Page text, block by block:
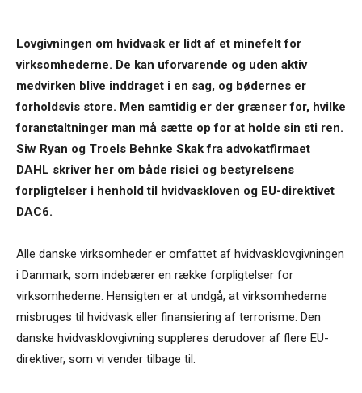
Lovgivningen om hvidvask er lidt af et minefelt for
virksomhederne. De kan uforvarende og uden aktiv
medvirken blive inddraget i en sag, og bødernes er
forholdsvis store. Men samtidig er der grænser for, hvilke
foranstaltninger man må sætte op for at holde sin sti ren.
Siw Ryan og Troels Behnke Skak fra advokatfirmaet
DAHL skriver her om både risici og bestyrelsens
forpligtelser i henhold til hvidvaskloven og EU-direktivet
DAC6.
Alle danske virksomheder er omfattet af hvidvasklovgivningen
i Danmark, som indebærer en række forpligtelser for
virksomhederne. Hensigten er at undgå, at virksomhederne
misbruges til hvidvask eller finansiering af terrorisme. Den
danske hvidvasklovgivning suppleres derudover af flere EU-
direktiver, som vi vender tilbage til.